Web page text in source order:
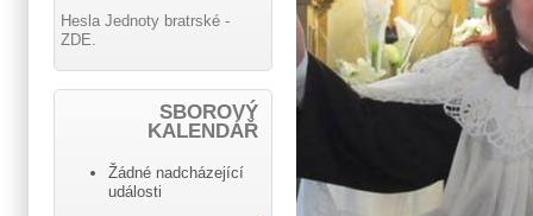
Hesla Jednoty bratrské -
ZDE.
SBOROVÝ
KALENDÁŘ
Žádné nadcházející
události